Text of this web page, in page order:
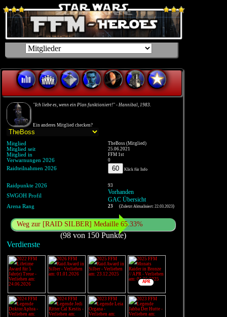
"Ich liebe es, wenn ein Plan funktioniert!" - Hannibal, 1983.
Ein anderes Mitglied checken?
Mitglied TheBoss (Mitglied)
Mitglied seit 25.06.2021
Mitglied in FFM 1st
Verwarnungen 2026 0
Raidteilnahmen 2026 60 Klick für Info
Raidpunkte 2026 93
SWGOH Profil
Vorhanden
GAC Übersicht
Arena Rang 23 (Zuletzt Aktualisiert: 22.03.2023)
Weg zur [RAID SILBER] Medaille 65.33%
(98 von 150 Punkte)
Verdienste
APR